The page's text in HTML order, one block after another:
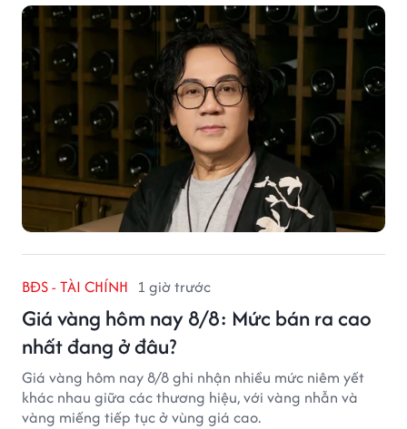
BĐS - TÀI CHÍNH 1 giờ trước
Giá vàng hôm nay 8/8: Mức bán ra cao
nhất đang ở đâu?
Giá vàng hôm nay 8/8 ghi nhận nhiều mức niêm yết
khác nhau giữa các thương hiệu, với vàng nhẫn và
vàng miếng tiếp tục ở vùng giá cao.